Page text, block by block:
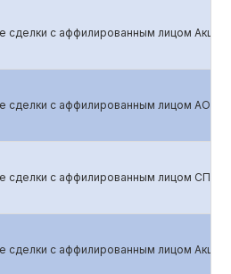
сделки с аффилированным лицом
сделки с аффилированным лицом AO
сделки с аффилированным лицом СП
сделки с аффилированным лицом